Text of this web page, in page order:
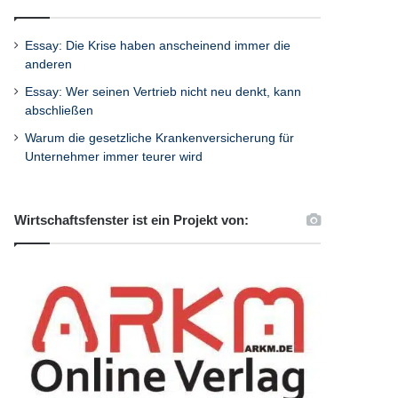
Essay: Die Krise haben anscheinend immer die
anderen
Essay: Wer seinen Vertrieb nicht neu denkt, kann
abschließen
Warum die gesetzliche Krankenversicherung für
Unternehmer immer teurer wird
Wirtschaftsfenster ist ein Projekt von: